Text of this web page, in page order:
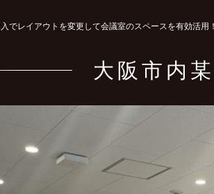
でレイアウトを変更して会議室のスペースを有効活用
大阪市内